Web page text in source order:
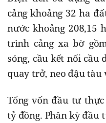
cảng khoảng 32 ha
nước khoảng 208,15
trình cảng xa bờ
sóng, cầu kết nối cầu
quay trở, neo đậu tàu
Tổng vốn đầu tư
tỷ đồng. Phân kỳ đầu